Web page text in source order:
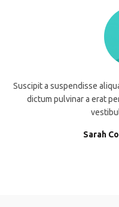
Suscipit a suspendisse
dictum pulvinar a erat
Sarah